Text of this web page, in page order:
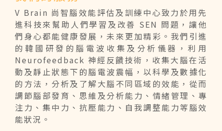
V Brain 尚智腦效能評估及訓練中心致力於用先
進科技來幫助人們學習及改善 SEN 問題，讓他
們身心都能健康發展，未來更加精彩。我們引進
的韓國研發的腦電波收集及分析儀器，利用
Neurofeedback 神經反饋技術，收集大腦在活
動及靜止狀態下的腦電波震幅，以科學及數據化
的方法，分析及了解大腦不同區域的效能，從而
調節腦部發育、思維及分析能力、情緒管理、專
注力、集中力、抗壓能力、自我調整能力等腦效
能狀況。